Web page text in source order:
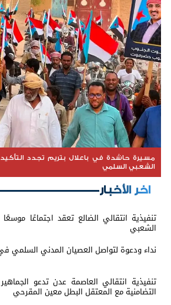
مسيرة حاشدة في باعلال بتريم تجدد
الشعبي السلمي
اخر الأخبار
تنفيذية انتقالي الضالع تعقد اجتماعًا
الشعبي
نداء ودعوة لتواصل العصيان المدني السلمي
تنفيذية انتقالي العاصمة عدن تدعو
التضامنية مع المعتقل البطل معين المقرحي